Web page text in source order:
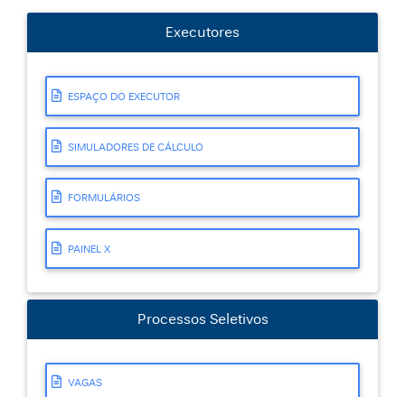
Executores
ESPAÇO DO EXECUTOR
SIMULADORES DE CÁLCULO
FORMULÁRIOS
PAINEL X
Processos Seletivos
VAGAS